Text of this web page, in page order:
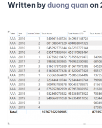
Written byduong quanon